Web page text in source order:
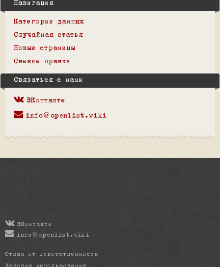
Навигация
Категории данных
Случайная статья
Новые страницы
Свежие правки
Связаться с нами
ВКонтакте
info@openlist.wiki
ВКонтакте
info@openlist.wiki
Отказ от ответственности